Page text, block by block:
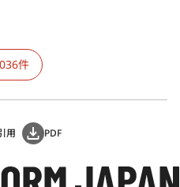
件
用 PDF